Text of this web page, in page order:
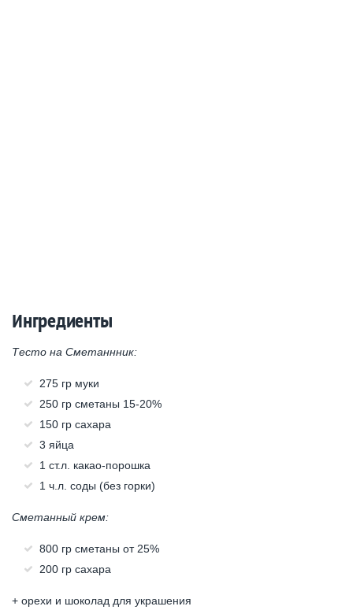
Ингредиенты
Тесто на Сметаннник:
275 гр муки
250 гр сметаны 15-20%
150 гр сахара
3 яйца
1 ст.л. какао-порошка
1 ч.л. соды (без горки)
Сметанный крем:
800 гр сметаны от 25%
200 гр сахара
+ орехи и шоколад для украшения